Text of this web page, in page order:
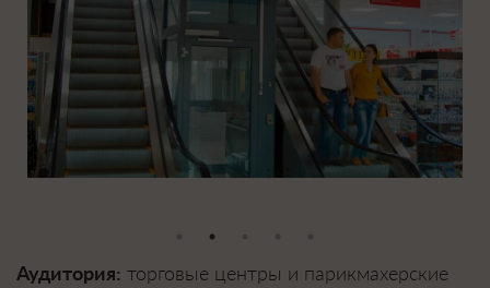
Аудитория: торговые центры и парикмахерские